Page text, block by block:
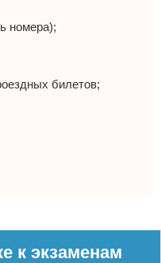
номера);
билетов;
к экзаменам